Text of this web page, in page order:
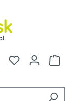
Du hast 0